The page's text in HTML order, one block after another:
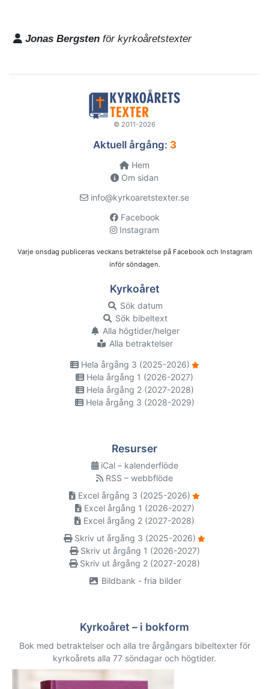
Jonas Bergsten för kyrkoåretstexter
© 2011-2026
Aktuell årgång: 3
Hem
Om sidan
info@kyrkoaretstexter.se
Facebook
Instagram
Varje onsdag publiceras veckans betraktelse på Facebook och Instagram
inför söndagen.
Kyrkoåret
Sök datum
Sök bibeltext
Alla högtider/helger
Alla betraktelser
Hela årgång 3 (2025-2026)
Hela årgång 1 (2026-2027)
Hela årgång 2 (2027-2028)
Hela årgång 3 (2028-2029)
Resurser
iCal – kalenderflöde
RSS – webbflöde
Excel årgång 3 (2025-2026)
Excel årgång 1 (2026-2027)
Excel årgång 2 (2027-2028)
Skriv ut årgång 3 (2025-2026)
Skriv ut årgång 1 (2026-2027)
Skriv ut årgång 2 (2027-2028)
Bildbank - fria bilder
Kyrkoåret – i bokform
Bok med betraktelser och alla tre årgångars bibeltexter för
kyrkoårets alla 77 söndagar och högtider.